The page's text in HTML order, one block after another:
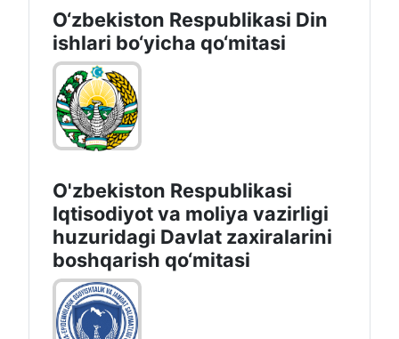
O‘zbekiston Respublikаsi Din
ishlаri bo‘yichа qo‘mitаsi
O'zbekiston Respublikasi
Iqtisodiyot va moliya vazirligi
huzuridаgi Dаvlаt zаxirаlаrini
boshqаrish qo‘mitаsi